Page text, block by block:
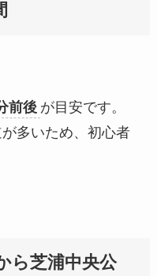
前後 が目安です。
多いため、初心者
ら芝浦中央公